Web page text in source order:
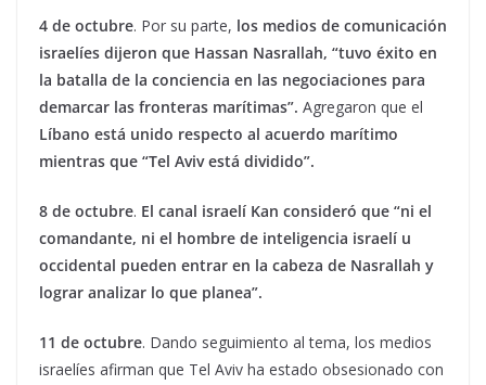
4 de octubre. Por su parte, los medios de comunicación
israelíes dijeron que Hassan Nasrallah, “tuvo éxito en
la batalla de la conciencia en las negociaciones para
demarcar las fronteras marítimas”. Agregaron que el
Líbano está unido respecto al acuerdo marítimo
mientras que “Tel Aviv está dividido”.
8 de octubre. El canal israelí Kan consideró que “ni el
comandante, ni el hombre de inteligencia israelí u
occidental pueden entrar en la cabeza de Nasrallah y
lograr analizar lo que planea”.
11 de octubre. Dando seguimiento al tema, los medios
israelíes afirman que Tel Aviv ha estado obsesionado con